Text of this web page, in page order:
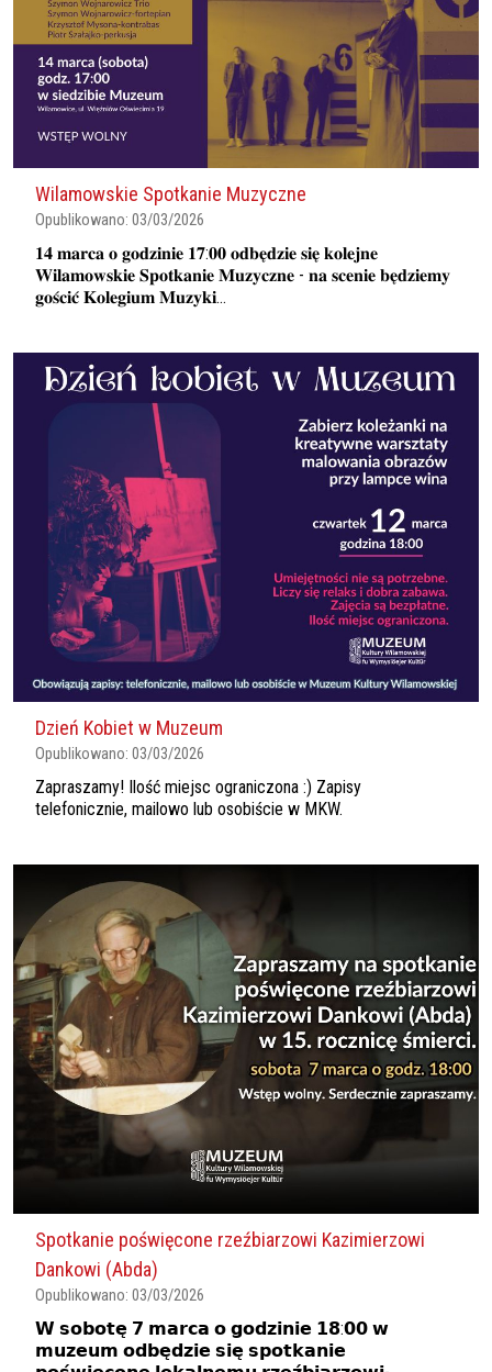
Wilamowskie Spotkanie Muzyczne
Opublikowano: 03/03/2026
𝟏𝟒 𝐦𝐚𝐫𝐜𝐚 𝐨 𝐠𝐨𝐝𝐳𝐢𝐧𝐢𝐞 𝟏𝟕:𝟎𝟎 𝐨𝐝𝐛𝐞̨𝐝𝐳𝐢𝐞 𝐬𝐢𝐞̨ 𝐤𝐨𝐥𝐞𝐣𝐧𝐞
𝐖𝐢𝐥𝐚𝐦𝐨𝐰𝐬𝐤𝐢𝐞 𝐒𝐩𝐨𝐭𝐤𝐚𝐧𝐢𝐞 𝐌𝐮𝐳𝐲𝐜𝐳𝐧𝐞 - 𝐧𝐚 𝐬𝐜𝐞𝐧𝐢𝐞 𝐛𝐞̨𝐝𝐳𝐢𝐞𝐦𝐲
𝐠𝐨𝐬́𝐜𝐢𝐜́ 𝐊𝐨𝐥𝐞𝐠𝐢𝐮𝐦 𝐌𝐮𝐳𝐲𝐤𝐢...
Dzień Kobiet w Muzeum
Opublikowano: 03/03/2026
Zapraszamy! Ilość miejsc ograniczona :) Zapisy
telefonicznie, mailowo lub osobiście w MKW.
Spotkanie poświęcone rzeźbiarzowi Kazimierzowi
Dankowi (Abda)
Opublikowano: 03/03/2026
𝗪 𝘀𝗼𝗯𝗼𝘁𝗲̨ 𝟳 𝗺𝗮𝗿𝗰𝗮 𝗼 𝗴𝗼𝗱𝘇𝗶𝗻𝗶𝗲 𝟭𝟴:𝟬𝟬 𝘄
𝗺𝘂𝘇𝗲𝘂𝗺 𝗼𝗱𝗯𝗲̨𝗱𝘇𝗶𝗲 𝘀𝗶𝗲̨ 𝘀𝗽𝗼𝘁𝗸𝗮𝗻𝗶𝗲